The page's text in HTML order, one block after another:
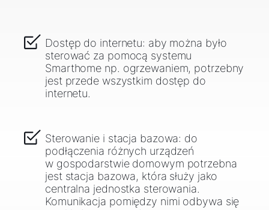
Dostęp do internetu: aby można było
sterować za pomocą systemu
Smarthome np. ogrzewaniem, potrzebny
jest przede wszystkim dostęp do
internetu.
Sterowanie i stacja bazowa: do
podłączenia różnych urządzeń
w gospodarstwie domowym potrzebna
jest stacja bazowa, która służy jako
centralna jednostka sterowania.
Komunikacja pomiędzy nimi odbywa się